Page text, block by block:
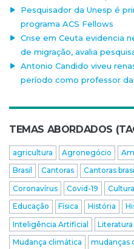
Pesquisador da Unesp é
programa ACS Fellows
Crise em Ceuta evidencia
de migração, avalia
Antonio Candido viveu
período como professor
TEMAS ABORDADOS
agricultura Agronegócio
Brasil
Cantoras Cantoras
Coronavírus
Covid-19
Educação
Física História
Inteligência Artificial
Literatura
Mudança climática
mudanças